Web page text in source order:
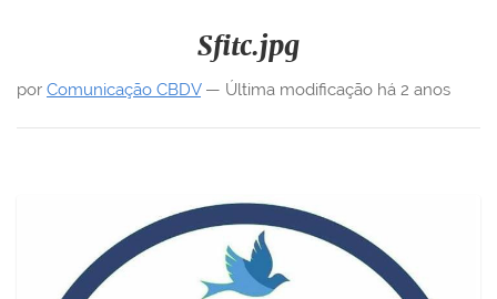
Sfitc.jpg
por Comunicação CBDV— Última modificação há 2 anos